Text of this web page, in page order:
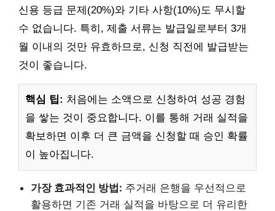
신용 등급 문제(20%)와 기타 사항(10%)도 무시할
수 없습니다. 특히, 제출 서류는 발급일로부터 3개
월 이내의 것만 유효하므로, 신청 직전에 발급받는
것이 좋습니다.
핵심 팁: 처음에는 소액으로 신청하여 성공 경험
을 쌓는 것이 중요합니다. 이를 통해 거래 실적을
확보하면 이후 더 큰 금액을 신청할 때 승인 확률
이 높아집니다.
가장 효과적인 방법: 주거래 은행을 우선적으로
활용하면 기존 거래 실적을 바탕으로 더 유리한